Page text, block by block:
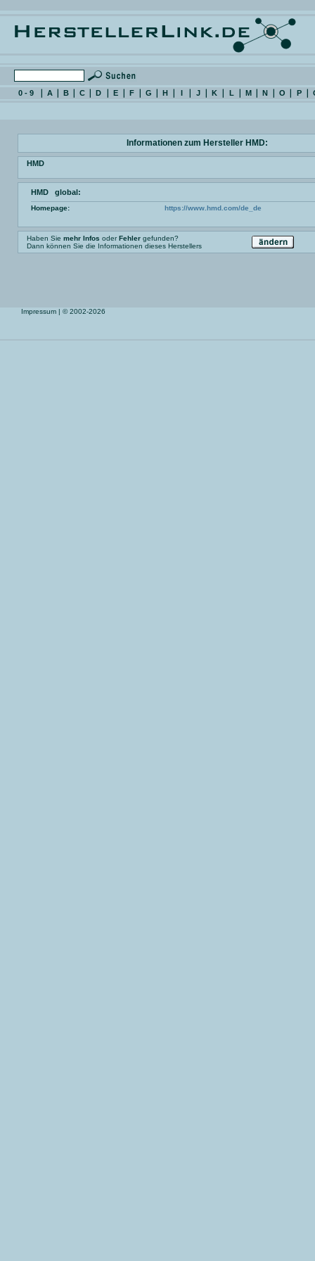
0 - 9 A B C D E F G H I J K L M N O P
Informationen zum Hersteller HMD:
HMD
HMD global:
Homepage: https://www.hmd.com/de_de
Haben Sie mehr Infos oderFehler gefunden?
Dann können Sie die Informationen dieses Herstellers
Impressum | © 2002-2026